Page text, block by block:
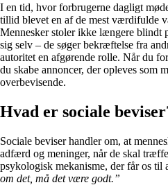
I en tid, hvor forbrugerne dagligt
tillid blevet en af de mest værdifulde
Mennesker stoler ikke længere blindt
sig selv – de søger bekræftelse fra
autoritet en afgørende rolle. Når du
du skabe annoncer, der opleves som
overbevisende.
Hvad er sociale
Sociale beviser handler om, at
adfærd og meninger, når de skal
psykologisk mekanisme, der får os til
om det, må det være godt.”